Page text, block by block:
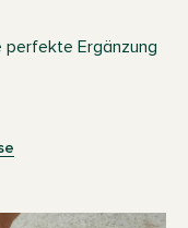
perfekte Ergänzung